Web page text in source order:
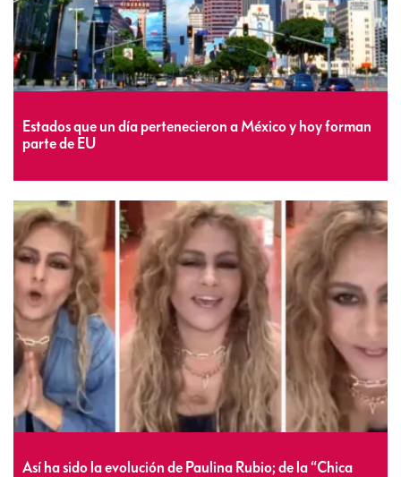
Estados que un día pertenecieron a México y hoy forman
parte de EU
Así ha sido la evolución de Paulina Rubio; de la “Chica